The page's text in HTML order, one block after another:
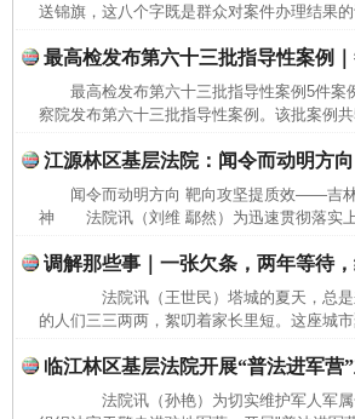
送锦旗，这八个字既是群众对案件办理结果
最高检发布第六十三批指导性案例
最高检发布第六十三批指导性案例5件
察院发布第六十三批指导性案例。该批案例
江源林区基层法院：闻令而动明方
闻令而动明方向 靶向攻坚提质效——吉
神 法院讯（刘维 鄢然）为迅速贯彻落实
调解那些事｜一张欠条，两年等待
法院讯（王世民）塔城的夏天，总是
的人们三三两两，絮叨着家长里短。这座城
临江林区基层法院开展“普法进军营
法院讯（孙艳）为切实维护军人军属